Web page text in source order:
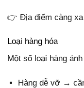
👉 Địa điểm càng
Loại hàng hóa
Một số loại hàng
Hàng dễ vỡ →